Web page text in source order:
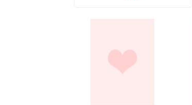
*｡+*｡+*+*｡｡*+｡*゜*+｡+*